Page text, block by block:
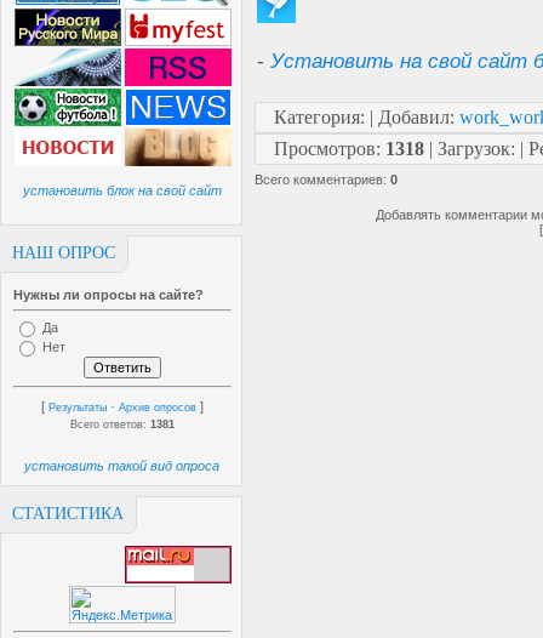
установить блок на свой сайт
НАШ ОПРОС
Нужны ли опросы на сайте?
Да
Нет
[ Результаты · Архив опросов ]
Всего ответов: 1381
установить такой вид опроса
СТАТИСТИКА
- Установить на свой сайт
Категория: | Добавил:
Просмотров: 1318 | Загрузок: |
Всего комментариев: 0
Добавлять комментарии